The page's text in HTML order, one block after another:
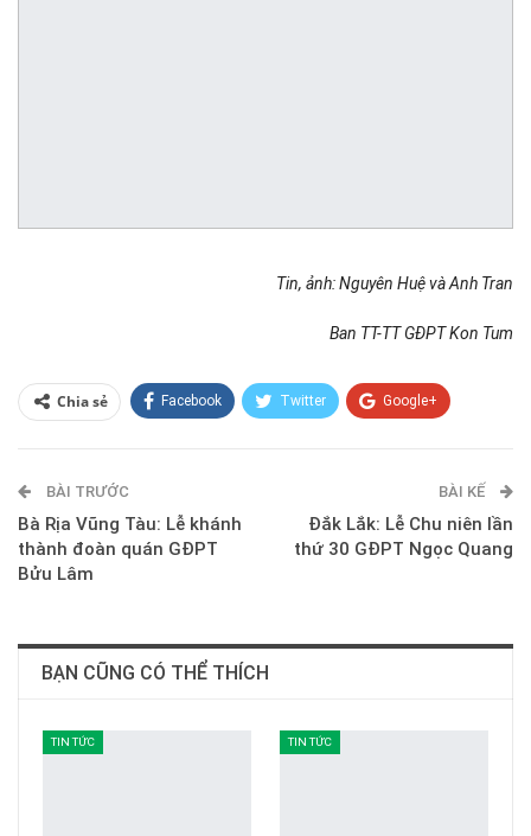
Tin, ảnh: Nguyên Huệ và Anh Tran
Ban TT-TT GĐPT Kon Tum
Chia sẻ Facebook Twitter Google+
E-mail
BÀI TRƯỚC
Bà Rịa Vũng Tàu: Lễ khánh
thành đoàn quán GĐPT
Bửu Lâm
BÀI KẾ
Đắk Lắk: Lễ Chu niên lần
thứ 30 GĐPT Ngọc Quang
BẠN CŨNG CÓ THỂ THÍCH
TIN TỨC TIN TỨC